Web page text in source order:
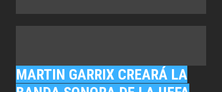
MARTIN GARRIX CREARÁ LA